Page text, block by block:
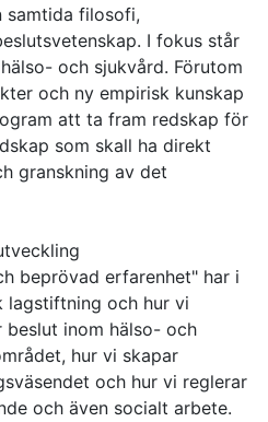
samtida filosofi,
I fokus står
och sjukvård. Förutom
och ny empirisk kunskap
att ta fram redskap för
som skall ha direkt
granskning av det
beprövad erfarenhet" har i
lagstiftning och hur vi
inom hälso- och
hur vi skapar
och hur vi reglerar
och även socialt arbete.